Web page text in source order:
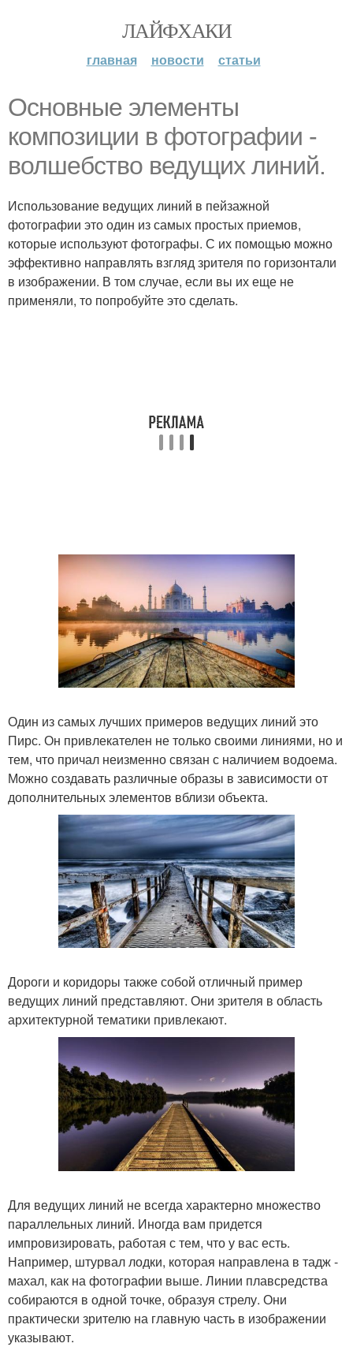
ЛАЙФХАКИ
главная новости статьи
Основные элементы
композиции в фотографии -
волшебство ведущих линий.
Использование ведущих линий в пейзажной
фотографии это один из самых простых приемов,
которые используют фотографы. С их помощью можно
эффективно направлять взгляд зрителя по горизонтали
в изображении. В том случае, если вы их еще не
применяли, то попробуйте это сделать.
Один из самых лучших примеров ведущих линий это
Пирс. Он привлекателен не только своими линиями, но и
тем, что причал неизменно связан с наличием водоема.
Можно создавать различные образы в зависимости от
дополнительных элементов вблизи объекта.
Дороги и коридоры также собой отличный пример
ведущих линий представляют. Они зрителя в область
архитектурной тематики привлекают.
Для ведущих линий не всегда характерно множество
параллельных линий. Иногда вам придется
импровизировать, работая с тем, что у вас есть.
Например, штурвал лодки, которая направлена в тадж -
махал, как на фотографии выше. Линии плавсредства
собираются в одной точке, образуя стрелу. Они
практически зрителю на главную часть в изображении
указывают.